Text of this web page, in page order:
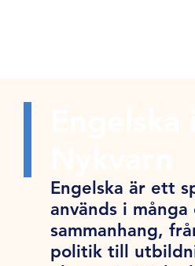
Engelska är ett
används i många
sammanhang,
politik till